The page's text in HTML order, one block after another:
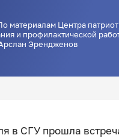
и профилактической
Арслан Эрендженов
в СГУ прошла